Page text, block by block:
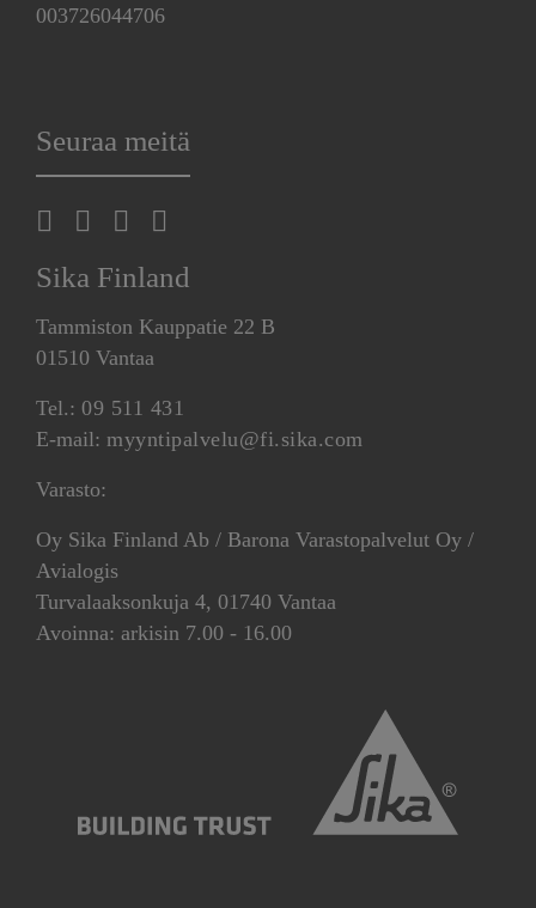
003726044706
Seuraa meitä
Sika Finland
Tammiston Kauppatie 22 B
01510 Vantaa
Tel.: 09 511 431
E-mail: myyntipalvelu@fi.sika.com
Varasto:
Oy Sika Finland Ab / Barona Varastopalvelut Oy /
Avialogis
Turvalaaksonkuja 4, 01740 Vantaa
Avoinna: arkisin 7.00 - 16.00